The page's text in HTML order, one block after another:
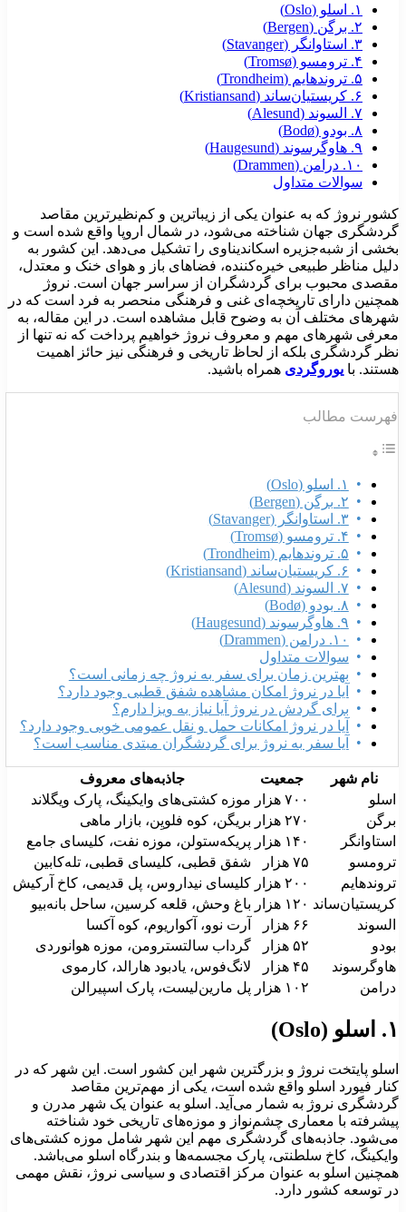
۱. اسلو (Oslo)
۲. برگن (Bergen)
۳. استاوانگر (Stavanger)
۴. ترومسو (Tromsø)
۵. تروندهایم (Trondheim)
۶. کریستیان‌ساند (Kristiansand)
۷. السوند (Alesund)
۸. بودو (Bodø)
۹. هاوگرسوند (Haugesund)
۱۰. درامن (Drammen)
سوالات متداول
نروژ که به عنوان یکی از زیباترین و کم‌نظیرترین مقاصد
جهان شناخته می‌شود، در شمال اروپا واقع شده است و
از شبه‌جزیره اسکاندیناوی را تشکیل می‌دهد. این کشور به
مناظر طبیعی خیره‌کننده، فضاهای باز و هوای خنک و معتدل،
محبوب برای گردشگران از سراسر جهان است. نروژ
دارای تاریخچه‌ای غنی و فرهنگی منحصر به فرد است که در
مختلف آن به وضوح قابل مشاهده است. در این مقاله، به
شهرهای مهم و معروف نروژ خواهیم پرداخت که نه تنها از
گردشگری بلکه از لحاظ تاریخی و فرهنگی نیز حائز اهمیت
با یوروگردیهمراه باشید.
مطالب
۱. اسلو (Oslo)
۲. برگن (Bergen)
۳. استاوانگر (Stavanger)
۴. ترومسو (Tromsø)
۵. تروندهایم (Trondheim)
۶. کریستیان‌ساند (Kristiansand)
۷. السوند (Alesund)
۸. بودو (Bodø)
۹. هاوگرسوند (Haugesund)
۱۰. درامن (Drammen)
سوالات متداول
بهترین زمان برای سفر به نروژ چه زمانی است؟
آیا در نروژ امکان مشاهده شفق قطبی وجود دارد؟
برای گردش در نروژ آیا نیاز به ویزا دارم؟
آیا در نروژ امکانات حمل و نقل عمومی خوبی وجود دارد؟
آیا سفر به نروژ برای گردشگران مبتدی مناسب است؟
نام شهر جمعیت
جاذبه‌های معروف
اسلو
۷۰۰ هزار
موزه کشتی‌های وایکینگ، پارک ویگلاند
برگن
۲۷۰ هزار
بریگن، کوه فلویِن، بازار ماهی
استاوانگر
۱۴۰ هزار
پریکه‌ستولن، موزه نفت، کلیسای جامع
ترومسو
۷۵ هزار
شفق قطبی، کلیسای قطبی، تله‌کابین
تروندهایم
۲۰۰ هزار
کلیسای نیداروس، پل قدیمی، کاخ آرکیش
کریستیان‌ساند ۱۲۰ هزار
باغ وحش، قلعه کرسین، ساحل بانه‌بیو
السوند
۶۶ هزار
آرت نوو، آکواریوم، کوه آکسا
بودو
۵۲ هزار
گرداب سالتسترومن، موزه هوانوردی
هاوگرسوند
۴۵ هزار
لانگ‌فوس، یادبود هارالد، کارموی
درامن
۱۰۲ هزار پل مارین‌لیست، پارک اسپیرالن
پایتخت نروژ و بزرگترین شهر این کشور است. این شهر که در
فیورد اسلو واقع شده است، یکی از مهم‌ترین مقاصد
نروژ به شمار می‌آید. اسلو به عنوان یک شهر مدرن و
با معماری چشم‌نواز و موزه‌های تاریخی خود شناخته
جاذبه‌های گردشگری مهم این شهر شامل موزه کشتی‌های
کاخ سلطنتی، پارک مجسمه‌ها و بندرگاه اسلو می‌باشد.
اسلو به عنوان مرکز اقتصادی و سیاسی نروژ، نقش مهمی
توسعه کشور دارد.